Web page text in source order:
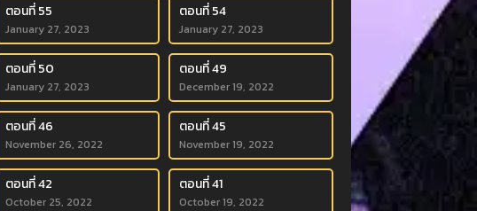
ตอนที่ 55
January 27, 2023
ตอนที่ 54
January 27, 2023
ตอนที่ 50
January 27, 2023
ตอนที่ 49
December 19, 2022
ตอนที่ 46
November 26, 2022
ตอนที่ 45
November 19, 2022
ตอนที่ 42
October 25, 2022
ตอนที่ 41
October 19, 2022